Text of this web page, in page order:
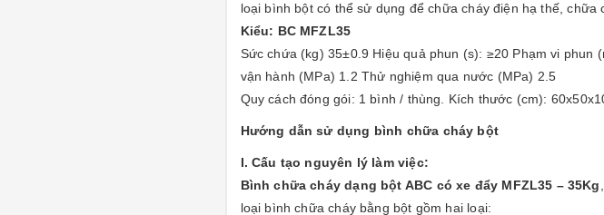
loại bình bột có thể sử dụng để chữa cháy điện hạ thế, chữa
Kiểu: BC MFZL35
Sức chứa (kg) 35±0.9 Hiệu quả phun (s): ≥20 Phạm vi phun
vận hành (MPa) 1.2 Thử nghiệm qua nước (MPa) 2.5
Quy cách đóng gói: 1 bình / thùng. Kích thước (cm):
Hướng dẫn sử dụng bình chữa cháy bột
I. Cấu tạo nguyên lý làm việc:
Bình chữa cháy dạng bột ABC có xe đẩy MFZL35 – 35Kg,
loại bình chữa cháy bằng bột gồm hai loại: